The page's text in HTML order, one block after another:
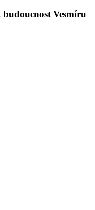
Vesmíru